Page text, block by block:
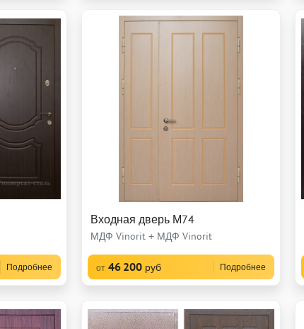
Подробнее
Входная дверь М74
МДФ Vinorit + МДФ Vinorit
от 46 200 руб Подробнее